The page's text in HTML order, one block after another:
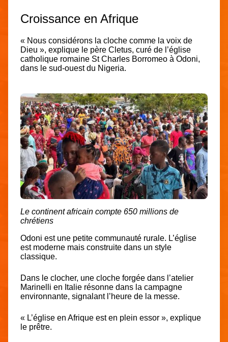
Croissance en Afrique
« Nous considérons la cloche comme la voix de
Dieu », explique le père Cletus, curé de l’église
catholique romaine St Charles Borromeo à Odoni,
dans le sud-ouest du Nigeria.
Le continent africain compte 650 millions de
chrétiens
Odoni est une petite communauté rurale. L’église
est moderne mais construite dans un style
classique.
Dans le clocher, une cloche forgée dans l’atelier
Marinelli en Italie résonne dans la campagne
environnante, signalant l’heure de la messe.
« L’église en Afrique est en plein essor », explique
le prêtre.